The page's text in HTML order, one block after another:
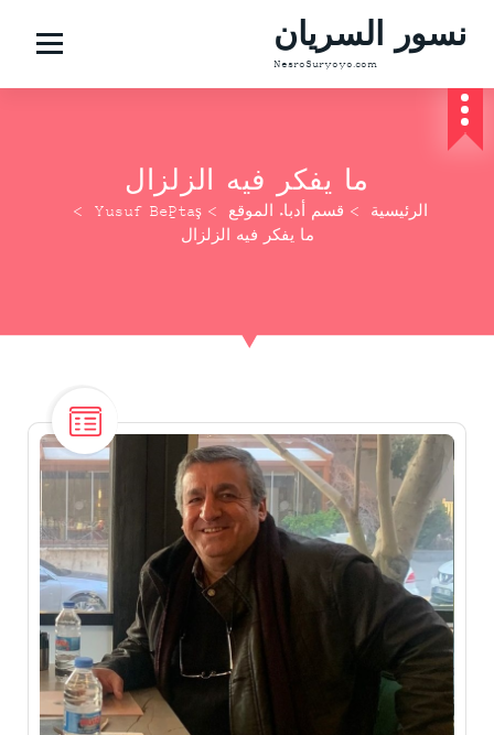
ج
نسور السريان
NesroSuryoyo.com
ما يفكر فيه الزلزال
الرئيسية > قسم أدباء الموقع >
Yusuf Beğtaş
>
ما يفكر فيه الزلزال